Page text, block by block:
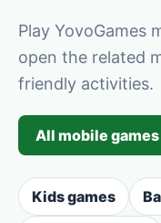
Play YovoGames
open the related
friendly activities.
All mobile games
Kids games